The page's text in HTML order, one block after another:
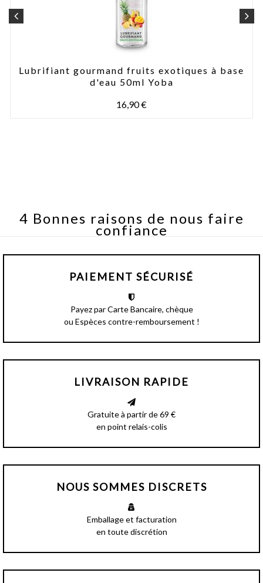
Lubrifiant gourmand fruits exotiques à base
d'eau 50ml Yoba
16,90 €
4 Bonnes raisons de nous faire
confiance
PAIEMENT SÉCURISÉ
Payez par Carte Bancaire, chèque
ou Espèces contre-remboursement !
LIVRAISON RAPIDE
Gratuite à partir de 69 €
en point relais-colis
NOUS SOMMES DISCRETS
Emballage et facturation
en toute discrétion